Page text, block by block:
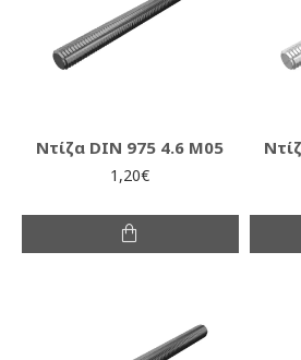
Ντίζα DIN 975 4.6 M05
1,20€